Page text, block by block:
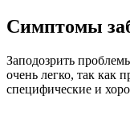
Симптомы
Заподозрить
очень легко, так как
специфические и